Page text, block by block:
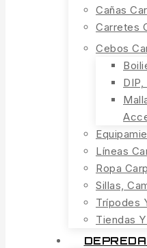
Cañas
Carretes
Cebos
Líneas
Ropa
Sillas,
Trípodes
Tiendas